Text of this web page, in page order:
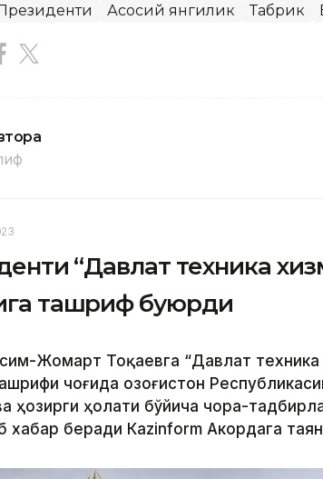
Асосий янгилик Табрик
“Давлат техника
ташриф буюрди
Жомарт Тоқаевга “Давлат
чоғида Қозоғистон
ҳозирги ҳолати бўйича чора-
хабар беради Каzinform Акордага